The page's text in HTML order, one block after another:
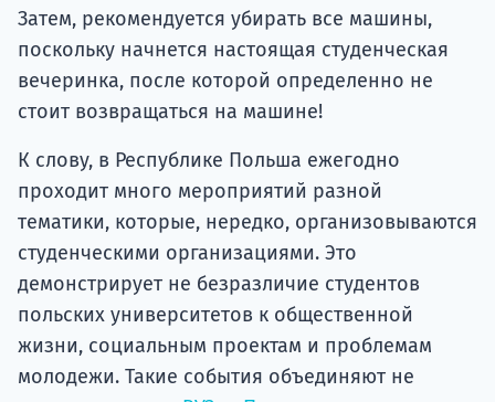
поскольку начнется настоящая студенческая
вечеринка, после которой определенно не
стоит возвращаться на машине!
проходит много мероприятий разной
тематики, которые, нередко, организовываются
студенческими организациями. Это
демонстрирует не безразличие студентов
польских университетов к общественной
жизни, социальным проектам и проблемам
молодежи. Такие события объединяют не
только учеников ВУЗов Польши, но и граждан